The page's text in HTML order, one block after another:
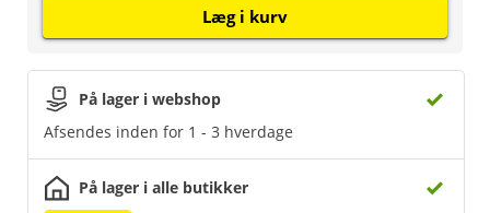
På lager i webshop
Afsendes inden for 1 - 3 hverdage
På lager i alle butikker
Læg i kurv